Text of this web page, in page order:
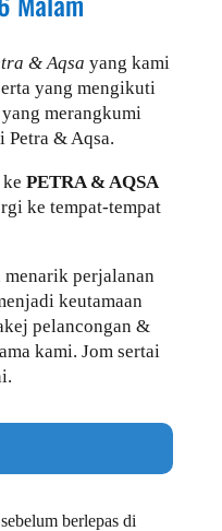
& Aqsa yang kami
yang mengikuti
merangkumi
Petra & Aqsa.
PETRA & AQSA
ke tempat-tempat
menarik perjalanan
keutamaan
pelancongan &
kami. Jom sertai
berlepas di